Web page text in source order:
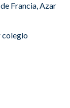
Francia, Azar
colegio